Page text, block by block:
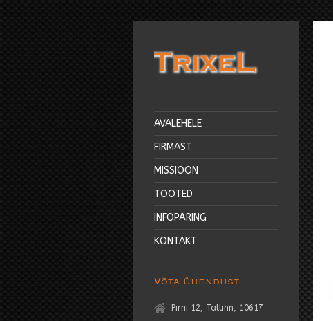
AVALEHELE
FIRMAST
MISSIOON
TOOTED
INFOPÄRING
KONTAKT
Võta ühendust
Pirni 12, Tallinn, 10617